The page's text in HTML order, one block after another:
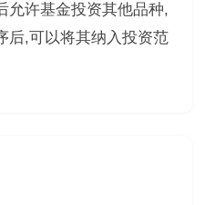
允许基金投资其他品种,
后,可以将其纳入投资范